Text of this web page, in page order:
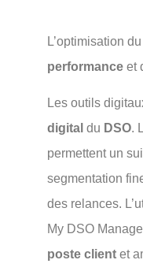
L’optimisation du
performance et
Les outils
digital du DSO.
permettent un
segmentation
des relances.
My DSO
poste client et